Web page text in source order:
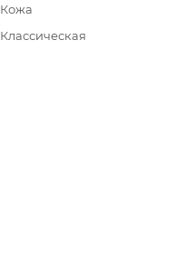
Кожа
Классическая